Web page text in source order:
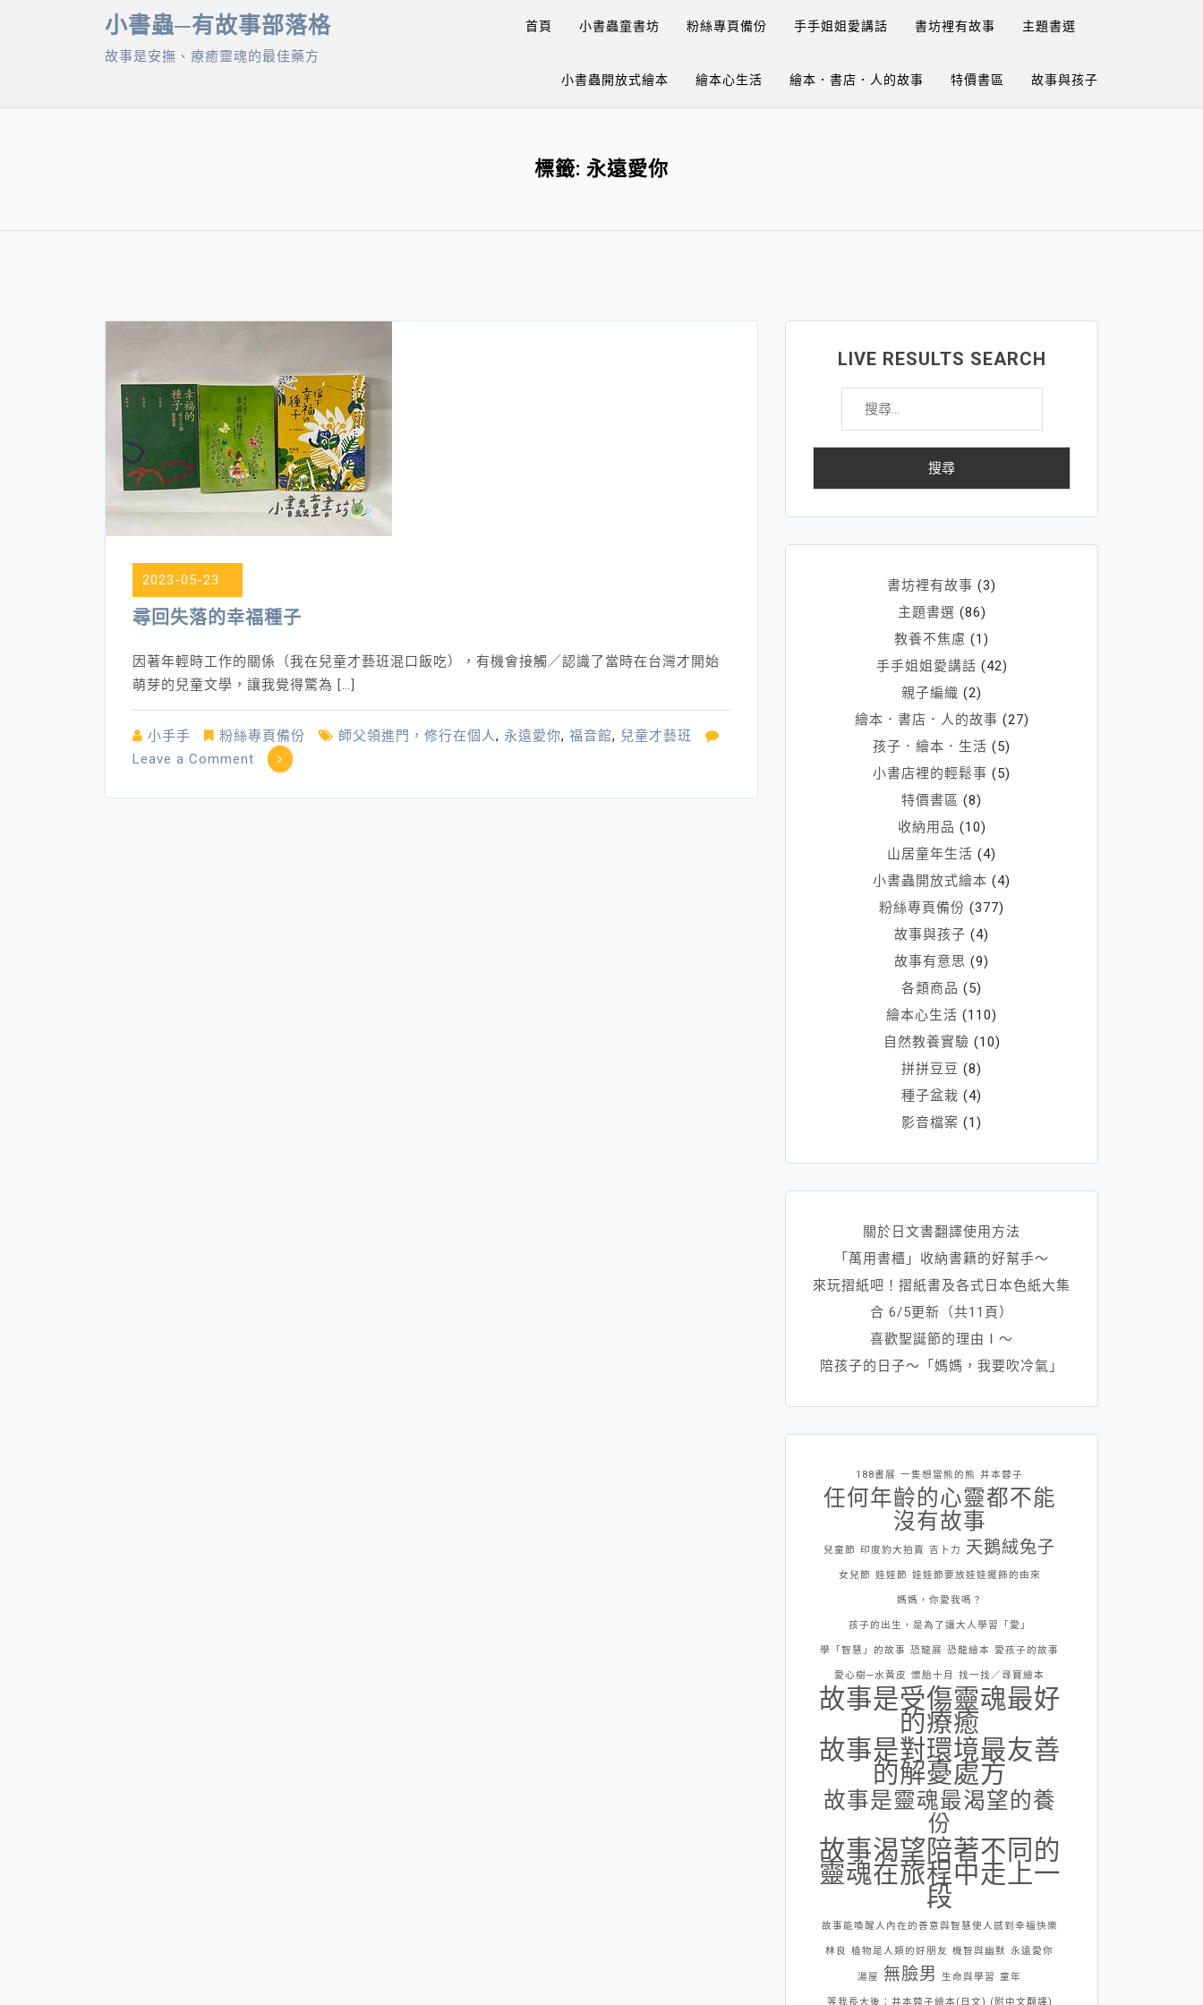
小書蟲─有故事部落格
故事是安撫、療癒靈魂的最佳藥方
首頁 小書蟲童書坊 粉絲專頁備份 手手姐姐愛講話 書坊裡有故事 主題書選
小書蟲開放式繪本 繪本心生活 繪本．書店．人的故事 特價書區 故事與孩子
標籤: 永遠愛你
2023-05-23
尋回失落的幸福種子
因著年輕時工作的關係（我在兒童才藝班混口飯吃），有機會接觸／認識了當時在台灣才開始
萌芽的兒童文學，讓我覺得驚為 […]
小手手 粉絲專頁備份 師父領進門，修行在個人, 永遠愛你, 福音館, 兒童才藝班
Leave a Comment on
LIVE RESULTS SEARCH
搜
關
書坊裡有故事 (3)
主題書選 (86)
教養不焦慮 (1)
手手姐姐愛講話 (42)
親子編織 (2)
繪本．書店．人的故事 (27)
孩子．繪本．生活 (5)
小書店裡的輕鬆事 (5)
特價書區 (8)
收納用品 (10)
山居童年生活 (4)
小書蟲開放式繪本 (4)
粉絲專頁備份 (377)
故事與孩子 (4)
故事有意思 (9)
各類商品 (5)
繪本心生活 (110)
自然教養實驗 (10)
拼拼豆豆 (8)
種子盆栽 (4)
影音檔案 (1)
關於日文書翻譯使用方法
「萬用書櫃」收納書籍的好幫手～
來玩摺紙吧！摺紙書及各式日本色紙大集
合 6/5更新（共11頁）
喜歡聖誕節的理由Ⅰ～
陪孩子的日子～「媽媽，我要吹冷氣」
188書展 一隻想當熊的熊 井本蓉子
任何年齡的心靈都不能
沒有故事
兒童節 印度豹大拍賣 吉卜力 天鵝絨兔子
女兒節 娃娃節 娃娃節要放娃娃擺飾的由來
媽媽，你愛我嗎？
孩子的出生，是為了讓大人學習「愛」
學「智慧」的故事 恐龍展 恐龍繪本 愛孩子的故事
愛心樹─水黃皮 懷胎十月 找一找／尋寶繪本
故事是受傷靈魂最好
的療癒
故事是對環境最友善
的解憂處方
故事是靈魂最渴望的養
份
故事渴望陪著不同的
靈魂在旅程中走上一
段
故事能喚醒人內在的善意與智慧使人感到幸福快樂
林良 植物是人類的好朋友 機智與幽默 永遠愛你
湯屋 無臉男 生命與學習 童年
等我長大後：井本蓉子繪本(日文) (附中文翻譯)